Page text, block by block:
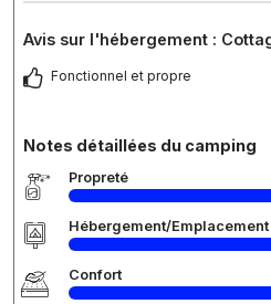
Avis sur l'hébergement :
Fonctionnel et propre
Notes détaillées du camping
Propreté
Hébergement/Emplacement
Confort